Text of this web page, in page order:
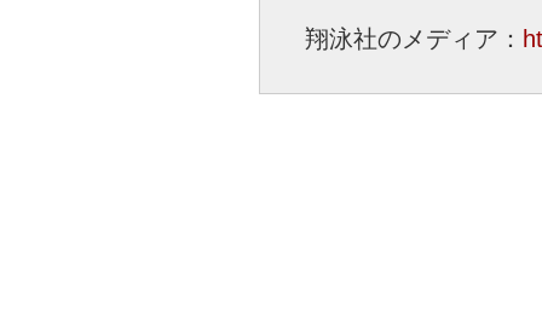
翔泳社のメディア：